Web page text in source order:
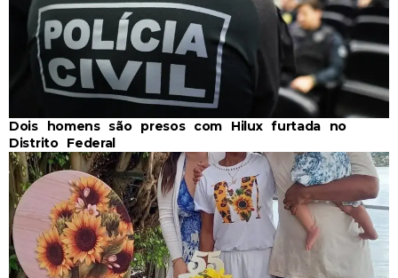
Dois homens são presos com Hilux furtada no
Distrito Federal